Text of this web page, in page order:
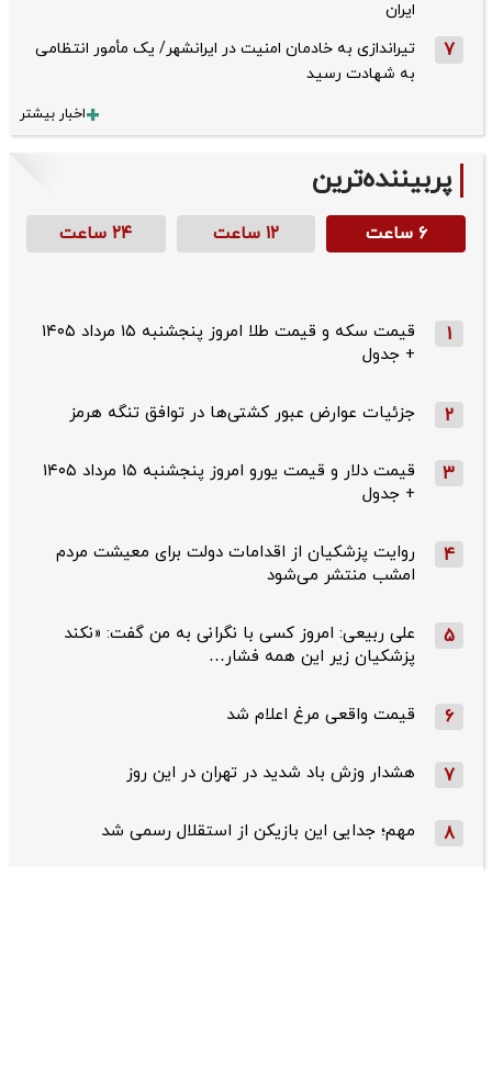
ایران
7
تیراندازی به خادمان امنیت در ایرانشهر/ یک مأمور انتظامی
به شهادت رسید
اخبار بیشتر
پربیننده‌ترین
۶ ساعت ۱۲ ساعت ۲۴ ساعت
1
قیمت سکه و قیمت طلا امروز پنجشنبه ۱۵ مرداد ۱۴۰۵
+ جدول
2 جزئیات عوارض عبور کشتی‌ها در توافق تنگه هرمز
3
قیمت دلار و قیمت یورو امروز پنجشنبه ۱۵ مرداد ۱۴۰۵
+ جدول
4
روایت پزشکیان از اقدامات دولت برای معیشت مردم
امشب منتشر می‌شود
5
علی ربیعی: امروز کسی با نگرانی به من گفت: «نکند
پزشکیان زیر این همه فشار…
6 قیمت واقعی مرغ اعلام شد
7 هشدار وزش باد شدید در تهران در این روز
8 مهم؛ جدایی این بازیکن از استقلال رسمی شد